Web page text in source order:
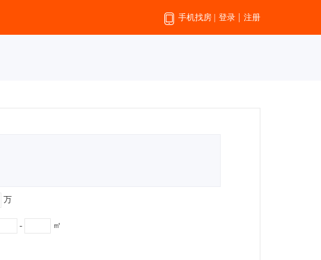
手机找房 登录 注册
万
- ㎡